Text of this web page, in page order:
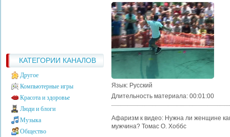
КАТЕГОРИИ КАНАЛОВ
Другое
Компьютерные игры
Красота и здоровье
Люди и блоги
Музыка
Общество
Язык: Русский
Длительность материала: 00:01:00
Афаризм к видео: Нужна ли женщине
мужчина? Томас О. Хоббс